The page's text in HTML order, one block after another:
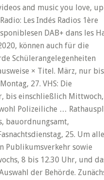
and music you love,
Les Indés Radios 1ère
DAB+ dans les
können auch für die
Schülerangelegenheiten
× Titel. März, nur
27. VHS: Die
bis einschließlich Mittwoch,
Polizeiliche …
bauordnungsamt,
25. Um alle
Publikumsverkehr sowie
8 bis 12.30 Uhr, und
der Behörde.